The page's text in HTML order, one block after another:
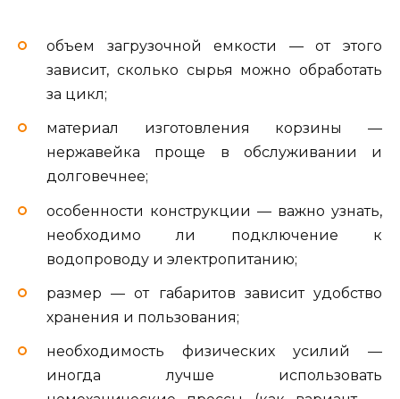
объем загрузочной емкости — от этого
зависит, сколько сырья можно обработать
за цикл;
материал изготовления корзины —
нержавейка проще в обслуживании и
долговечнее;
особенности конструкции — важно узнать,
необходимо ли подключение к
водопроводу и электропитанию;
размер — от габаритов зависит удобство
хранения и пользования;
необходимость физических усилий —
иногда лучше использовать